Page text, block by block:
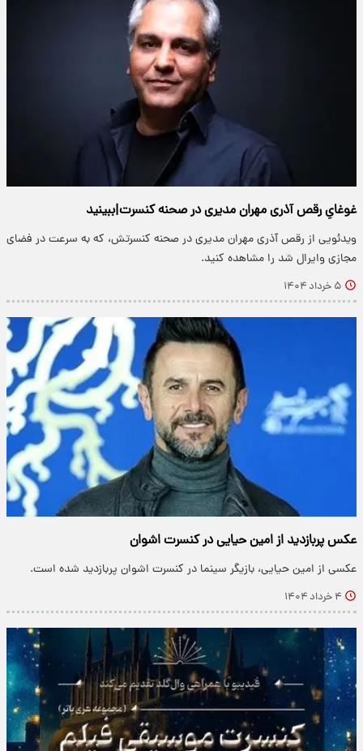
غوغایِ رقص آذری مهران مدیری در صحنه کنسرت|ببینید
​ویدئویی از رقص آذری مهران مدیری در صحنه کنسرتش، که به سرعت در فضای
مجازی وایرال شد را مشاهده کنید.
۵ خرداد ۱۴۰۴
عکس پربازدید از امین حیایی در کنسرت اشوان
عکسی از امین حیایی، بازیگر سینما در کنسرت اشوان پربازدید شده است.
۴ خرداد ۱۴۰۴